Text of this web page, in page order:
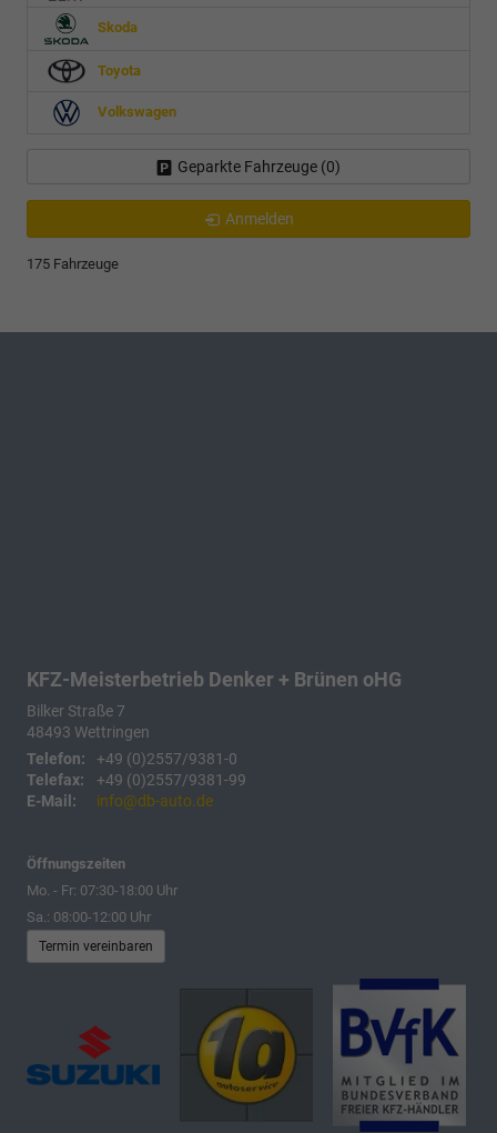
Skoda
Toyota
Volkswagen
Geparkte Fahrzeuge (0)
Anmelden
175 Fahrzeuge
KFZ-Meisterbetrieb Denker + Brünen oHG
Bilker Straße 7
48493 Wettringen
Telefon:
+49 (0)2557/9381-0
Telefax:
+49 (0)2557/9381-99
E-Mail:
info@db-auto.de
Öffnungszeiten
Mo. - Fr: 07:30-18:00 Uhr
Sa.: 08:00-12:00 Uhr
Termin vereinbaren